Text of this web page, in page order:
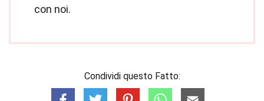
con noi.
Condividi questo Fatto: